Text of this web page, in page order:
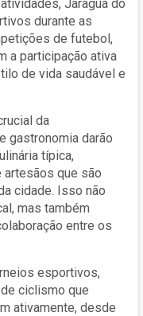
Jaraguá do
durante as
de futebol,
a participação ativa
de vida saudável e
da
gastronomia darão
típica,
que são
cidade. Isso não
mas também
entre os
esportivos,
ciclismo que
ativamente, desde